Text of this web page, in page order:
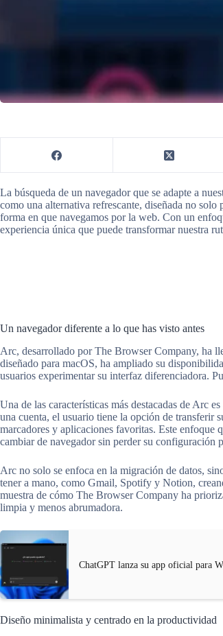
La búsqueda de un navegador que se adapte a
como una alternativa refrescante, diseñada no
forma en que navegamos por la web. Con un
experiencia única que puede transformar nuestra
Un navegador diferente a lo que has visto antes
Arc, desarrollado por The Browser Company, ha
diseñado para macOS, ha ampliado su
usuarios experimentar su interfaz diferenciadora.
Una de las características más destacadas de Arc
una cuenta, el usuario tiene la opción de transferir
marcadores y aplicaciones favoritas. Este enfoque
cambiar de navegador sin perder su configuración
Arc no solo se enfoca en la migración de datos,
tener a mano, como Gmail, Spotify y Notion,
muestra de cómo The Browser Company ha
limpia y menos abrumadora.
ChatGPT lanza su app oficial para
Diseño minimalista y centrado en la productividad